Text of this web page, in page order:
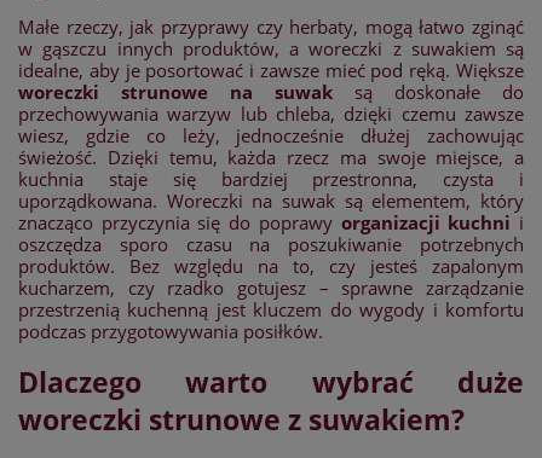
Małe rzeczy, jak przyprawy czy herbaty, mogą łatwo zginąć
w gąszczu innych produktów, a woreczki z suwakiem są
idealne, aby je posortować i zawsze mieć pod ręką. Większe
woreczki strunowe na suwak są doskonałe do
przechowywania warzyw lub chleba, dzięki czemu zawsze
wiesz, gdzie co leży, jednocześnie dłużej zachowując
świeżość. Dzięki temu, każda rzecz ma swoje miejsce, a
kuchnia staje się bardziej przestronna, czysta i
uporządkowana. Woreczki na suwak są elementem, który
znacząco przyczynia się do poprawy organizacji kuchni i
oszczędza sporo czasu na poszukiwanie potrzebnych
produktów. Bez względu na to, czy jesteś zapalonym
kucharzem, czy rzadko gotujesz – sprawne zarządzanie
przestrzenią kuchenną jest kluczem do wygody i komfortu
podczas przygotowywania posiłków.
Dlaczego warto wybrać duże
woreczki strunowe z suwakiem?